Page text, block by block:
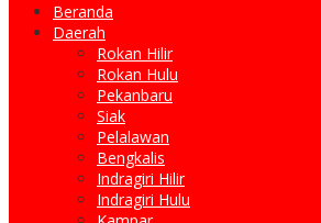
Beranda
Daerah
Rokan Hilir
Rokan Hulu
Pekanbaru
Siak
Pelalawan
Bengkalis
Indragiri Hilir
Indragiri Hulu